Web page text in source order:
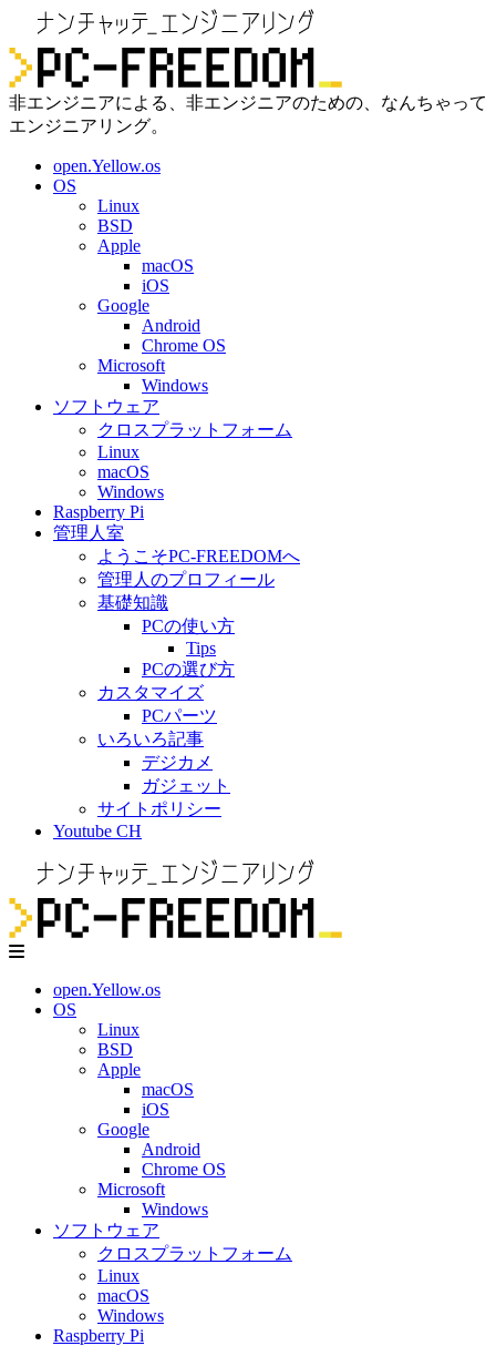
非エンジニアによる、非エンジニアのための、なんちゃって
エンジニアリング。
open.Yellow.os
OS
Linux
BSD
Apple
macOS
iOS
Google
Android
Chrome OS
Microsoft
Windows
ソフトウェア
クロスプラットフォーム
Linux
macOS
Windows
Raspberry Pi
管理人室
ようこそPC-FREEDOMへ
管理人のプロフィール
基礎知識
PCの使い方
Tips
PCの選び方
カスタマイズ
PCパーツ
いろいろ記事
デジカメ
ガジェット
サイトポリシー
Youtube CH
open.Yellow.os
OS
Linux
BSD
Apple
macOS
iOS
Google
Android
Chrome OS
Microsoft
Windows
ソフトウェア
クロスプラットフォーム
Linux
macOS
Windows
Raspberry Pi